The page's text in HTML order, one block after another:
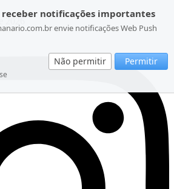
notificações importantes
envie notificações Web Push
Não permitir Permitir
2026